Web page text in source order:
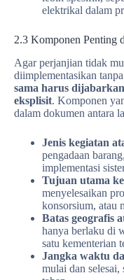
elektrikal dalam
2.3 Komponen Penting
Agar perjanjian tidak
diimplementasikan
sama harus
eksplisit. Komponen
dalam dokumen antara
Jenis kegiatan
pengadaan
implementasi
Tujuan utama
menyelesaikan
konsorsium, atau
Batas geografis
hanya berlaku di
satu kementerian
Jangka waktu
mulai dan